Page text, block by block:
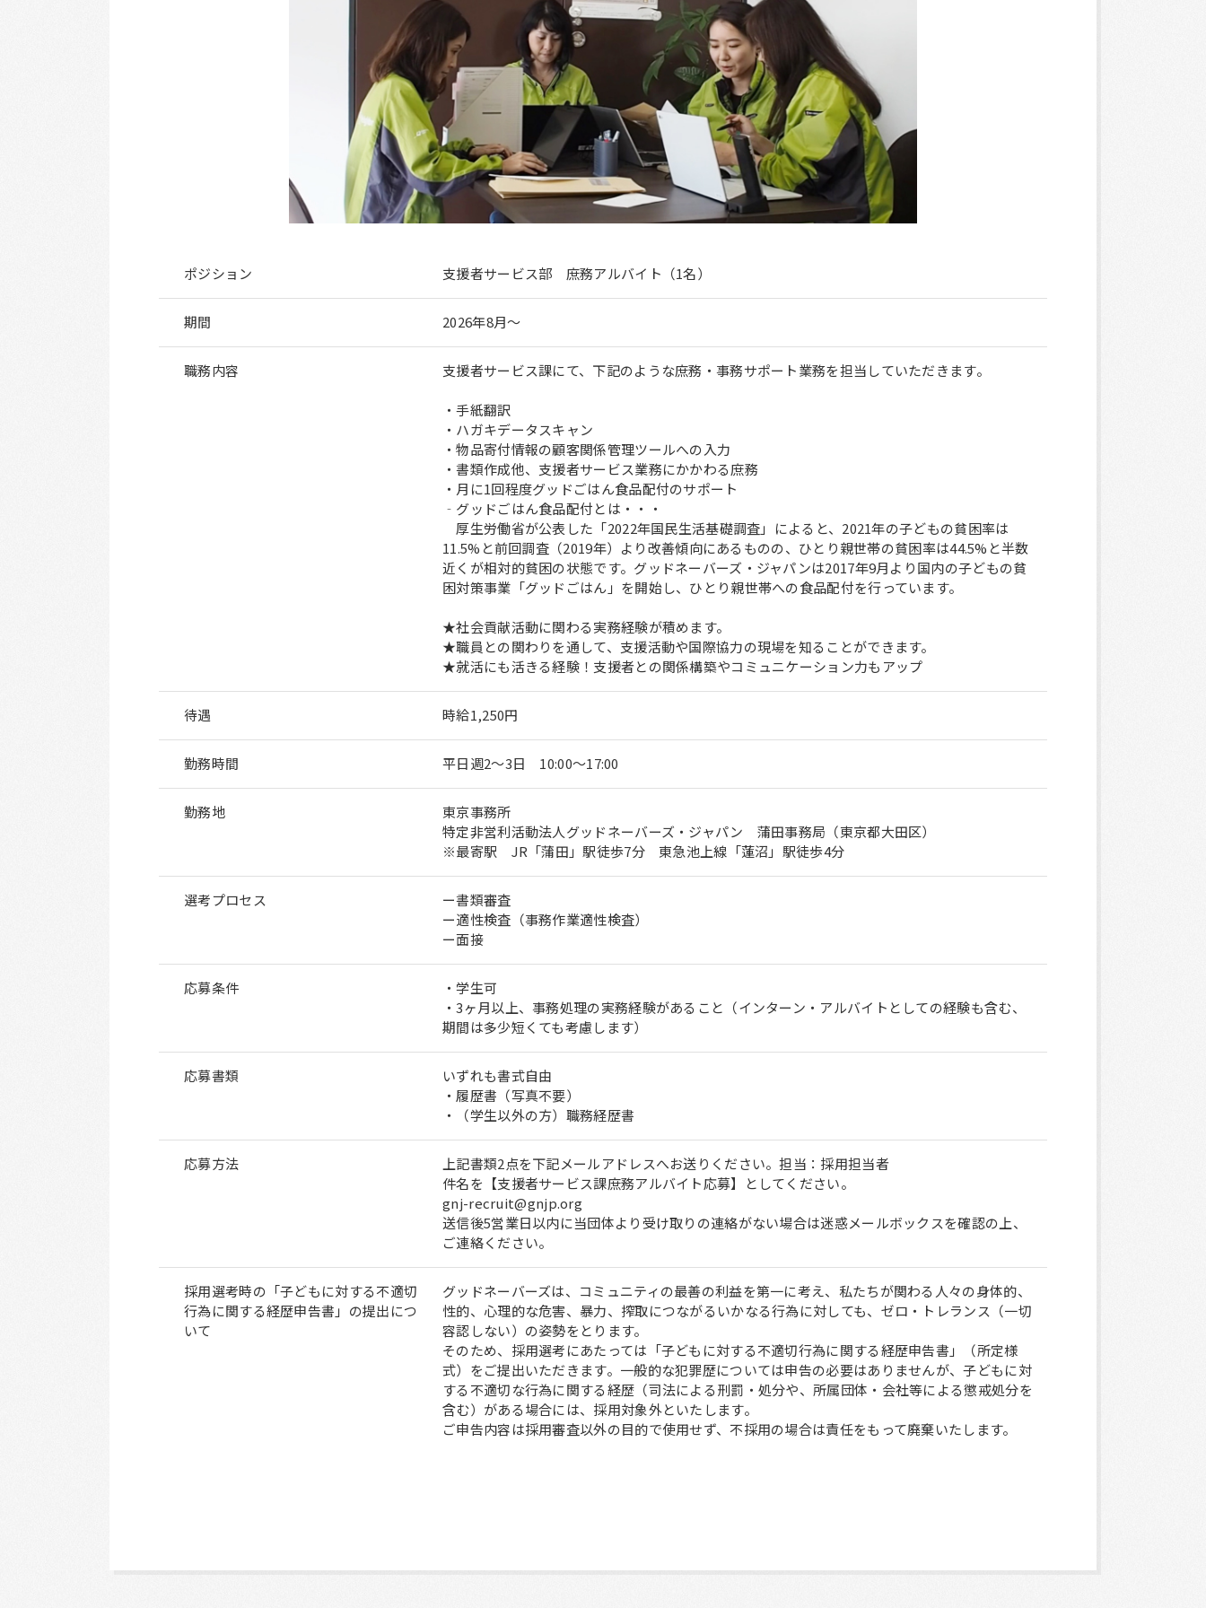
ポジション 支援者サービス部 庶務アルバイト（1名）
期間 2026年8月～
職務内容 支援者サービス課にて、下記のような庶務・事務サポート業務を担当していただきます。
・手紙翻訳
・ハガキデータスキャン
・物品寄付情報の顧客関係管理ツールへの入力
・書類作成他、支援者サービス業務にかかわる庶務
・月に1回程度グッドごはん食品配付のサポート
‐グッドごはん食品配付とは・・・
厚生労働省が公表した「2022年国民生活基礎調査」によると、2021年の子どもの貧困率は
11.5%と前回調査（2019年）より改善傾向にあるものの、ひとり親世帯の貧困率は44.5%と半数
近くが相対的貧困の状態です。グッドネーバーズ・ジャパンは2017年9月より国内の子どもの貧
困対策事業「グッドごはん」を開始し、ひとり親世帯への食品配付を行っています。
★社会貢献活動に関わる実務経験が積めます。
★職員との関わりを通して、支援活動や国際協力の現場を知ることができます。
★就活にも活きる経験！支援者との関係構築やコミュニケーション力もアップ
待遇 時給1,250円
勤務時間 平日週2〜3日 10:00〜17:00
勤務地
東京事務所
特定非営利活動法人グッドネーバーズ・ジャパン 蒲田事務局（東京都大田区）
※最寄駅 JR「蒲田」駅徒歩7分 東急池上線「蓮沼」駅徒歩4分
選考プロセス
ー書類審査
ー適性検査（事務作業適性検査）
ー面接
応募条件
・学生可
・3ヶ月以上、事務処理の実務経験があること（インターン・アルバイトとしての経験も含む、
期間は多少短くても考慮します）
応募書類
いずれも書式自由
・履歴書（写真不要）
・（学生以外の方）職務経歴書
応募方法
上記書類2点を下記メールアドレスへお送りください。担当：採用担当者
件名を【支援者サービス課庶務アルバイト応募】としてください。
gnj-recruit@gnjp.org
送信後5営業日以内に当団体より受け取りの連絡がない場合は迷惑メールボックスを確認の上、
ご連絡ください。
採用選考時の「子どもに対する不適切
行為に関する経歴申告書」の提出につ
いて
グッドネーバーズは、コミュニティの最善の利益を第一に考え、私たちが関わる人々の身体的、
性的、心理的な危害、暴力、搾取につながるいかなる行為に対しても、ゼロ・トレランス（一切
容認しない）の姿勢をとります。
そのため、採用選考にあたっては「子どもに対する不適切行為に関する経歴申告書」（所定様
式）をご提出いただきます。一般的な犯罪歴については申告の必要はありませんが、子どもに対
する不適切な行為に関する経歴（司法による刑罰・処分や、所属団体・会社等による懲戒処分を
含む）がある場合には、採用対象外といたします。
ご申告内容は採用審査以外の目的で使用せず、不採用の場合は責任をもって廃棄いたします。